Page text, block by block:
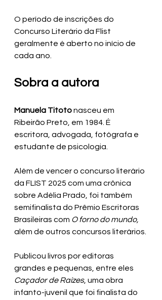
O período de inscrições do
Concurso Literário da Flist
geralmente é aberto no início de
cada ano.
Sobra a autora
Manuela Titoto nasceu em
Ribeirão Preto, em 1984. É
escritora, advogada, fotógrafa e
estudante de psicologia.
Além de vencer o concurso literário
da FLIST 2025 com uma crônica
sobre Adélia Prado, foi também
semifinalista do Prêmio Escritoras
Brasileiras com O forno do mundo,
além de outros concursos literários.
Publicou livros por editoras
grandes e pequenas, entre eles
Caçador de Raízes, uma obra
infanto-juvenil que foi finalista do